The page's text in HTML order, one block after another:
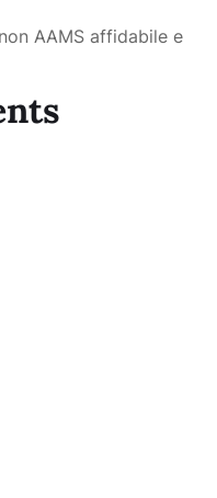
AAMS affidabile e